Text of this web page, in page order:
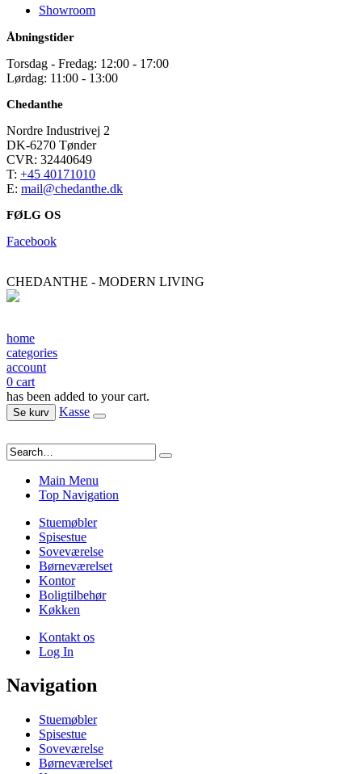
Showroom
Åbningstider
Torsdag - Fredag: 12:00 - 17:00
Lørdag: 11:00 - 13:00
Chedanthe
Nordre Industrivej 2
DK-6270 Tønder
CVR: 32440649
T: +45 40171010
E: mail@chedanthe.dk
FØLG OS
Facebook
CHEDANTHE - MODERN LIVING
home
categories
account
0 cart
has been added to your cart.
Se kurv Kasse
Main Menu
Top Navigation
Stuemøbler
Spisestue
Soveværelse
Børneværelset
Kontor
Boligtilbehør
Køkken
Kontakt os
Log In
Navigation
Stuemøbler
Spisestue
Soveværelse
Børneværelset